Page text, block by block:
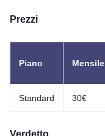
Prezzi
Piano Mensile
Standard 30€
Verdetto